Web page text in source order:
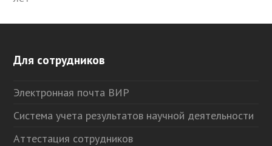
Для сотрудников
Электронная почта ВИР
Система учета результатов научной деятельности
Аттестация сотрудников